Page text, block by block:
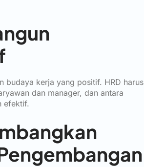
budaya kerja yang positif. HRD harus
dan manager, dan antara
efektif.